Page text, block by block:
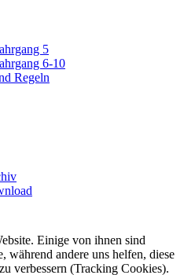
5
6-10
Regeln
Einige von ihnen sind
während andere uns helfen, diese
verbessern (Tracking Cookies).